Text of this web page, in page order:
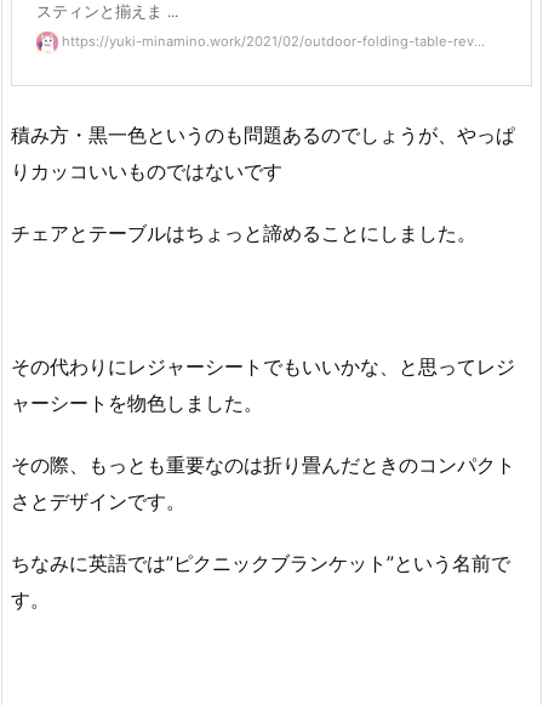
スティンと揃えま ...
https://yuki-minamino.work/2021/02/outdoor-folding-table-rev...
積み方・黒一色というのも問題あるのでしょうが、やっぱ
りカッコいいものではないです
チェアとテーブルはちょっと諦めることにしました。
その代わりにレジャーシートでもいいかな、と思ってレジ
ャーシートを物色しました。
その際、もっとも重要なのは折り畳んだときのコンパクト
さとデザインです。
ちなみに英語では”ピクニックブランケット”という名前で
す。